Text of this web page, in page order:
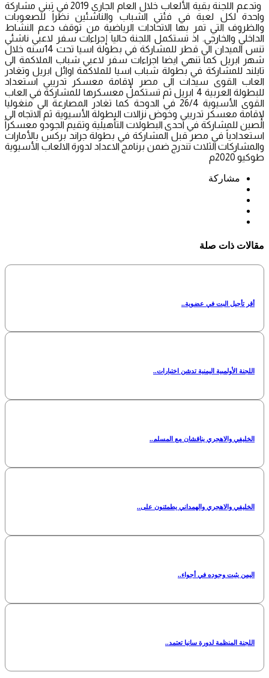
وتدعم اللجنة بقية الألعاب خلال العام الجاري 2019 في تبني مشاركة
واحدة لكل لعبة في فئتي الشباب والناشئين نظراً للصعوبات
والظروف التي تمر بها الاتحادات الرياضية من توقف دعم النشاط
الداخلي والخارجي. اذ تستكمل اللجنة حاليا إجراءات سفر لاعبي ناشئي
تنس الميدان الي قطر للمشاركة في بطولة اسيا تحت 14سنه خلال
شهر ابريل كما تنهي ايضا اجراءات سفر لاعبي شباب الملاكمة الى
تايلند للمشاركة في بطولة شباب اسيا للملاكمة اوائل ابريل وتغادر
العاب القوى سيدات الى مصر لإقامة معسكر تدريبي استعداد
للبطولة العربية 4 ابريل ثم تستكمل معسكرها للمشاركة في العاب
القوى الأسيوية 26/4 في الدوحة كما تغادر المصارعة الي منغوليا
لإقامة معسكر تدريبي وخوض نزالات البطولة الأسيوية ثم الاتجاه الي
الصين للمشاركة في احدى البطولات التأهيلية وتقيم الجودو معسكراً
استعدادياً في مصر قبل المشاركة في بطولة جراند بركس بالأمارات
والمشاركات الثلاث تندرج ضمن برنامج الاعداد لدورة الالعاب الأسيوية
طوكيو 2020م
مشاركة
مقالات ذات صلة
أقر تأجيل البت في عضوية..
اللجنة الأولمبية اليمنية تدشن اختبارات..
الخليفي والاهجري يناقشان مع المسلم..
الخليفي والاهجري والهمداني يطمئنون على..
اليمن يثبت وجوده في أجواء..
اللجنة المنظمة لدورة سانيا تعتمد..